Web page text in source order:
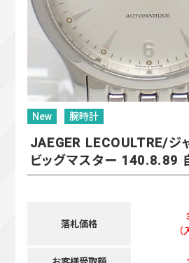
New 腕時計
JAEGER LECOULTRE/ジ
ビッグマスター 140.8.89
落札価格
（